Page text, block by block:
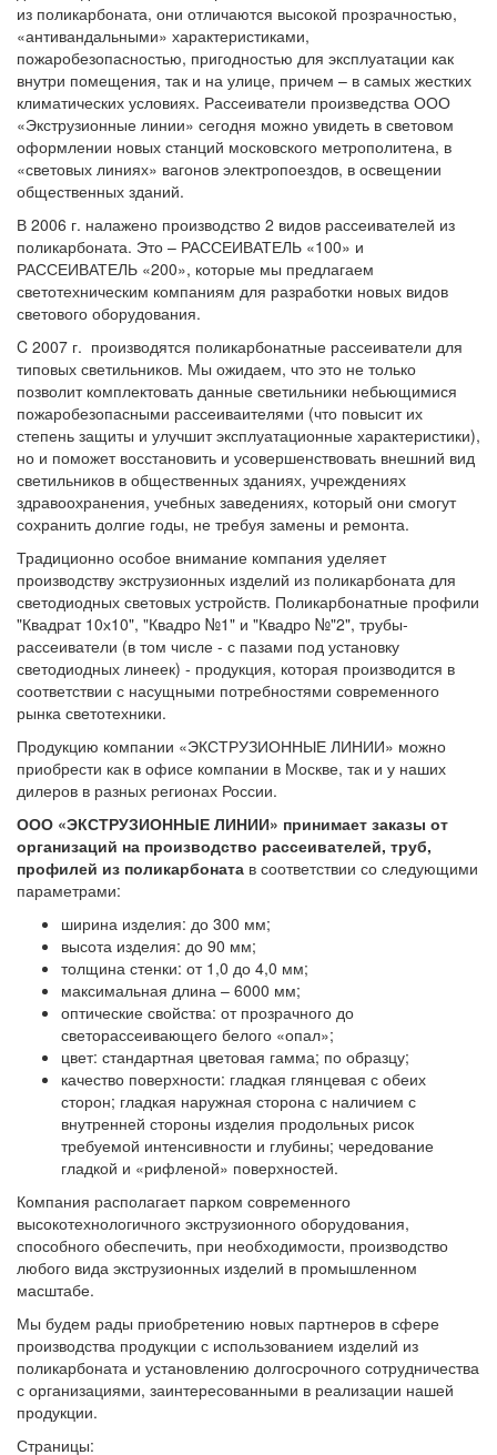
из поликарбоната, они отличаются высокой прозрачностью,
«антивандальными» характеристиками,
пожаробезопасностью, пригодностью для эксплуатации как
внутри помещения, так и на улице, причем – в самых жестких
климатических условиях. Рассеиватели произведства ООО
«Экструзионные линии» сегодня можно увидеть в световом
оформлении новых станций московского метрополитена, в
«световых линиях» вагонов электропоездов, в освещении
общественных зданий.
В 2006 г. налажено производство 2 видов рассеивателей из
поликарбоната. Это – РАССЕИВАТЕЛЬ «100» и
РАССЕИВАТЕЛЬ «200», которые мы предлагаем
светотехническим компаниям для разработки новых видов
светового оборудования.
C 2007 г. производятся поликарбонатные рассеиватели для
типовых светильников. Мы ожидаем, что это не только
позволит комплектовать данные светильники небьющимися
пожаробезопасными рассеиваителями (что повысит их
степень защиты и улучшит эксплуатационные характеристики),
но и поможет восстановить и усовершенствовать внешний вид
светильников в общественных зданиях, учреждениях
здравоохранения, учебных заведениях, который они смогут
сохранить долгие годы, не требуя замены и ремонта.
Традиционно особое внимание компания уделяет
производству экструзионных изделий из поликарбоната для
светодиодных световых устройств. Поликарбонатные профили
"Квадрат 10х10", "Квадро №1" и "Квадро №"2", трубы-
рассеиватели (в том числе - с пазами под установку
светодиодных линеек) - продукция, которая производится в
соответствии с насущными потребностями современного
рынка светотехники.
Продукцию компании «ЭКСТРУЗИОННЫЕ ЛИНИИ» можно
приобрести как в офисе компании в Москве, так и у наших
дилеров в разных регионах России.
ООО «ЭКСТРУЗИОННЫЕ ЛИНИИ» принимает заказы от
организаций на производство рассеивателей, труб,
профилей из поликарбоната в соответствии со следующими
параметрами:
ширина изделия: до 300 мм;
высота изделия: до 90 мм;
толщина стенки: от 1,0 до 4,0 мм;
максимальная длина – 6000 мм;
оптические свойства: от прозрачного до
светорассеивающего белого «опал»;
цвет: стандартная цветовая гамма; по образцу;
качество поверхности: гладкая глянцевая с обеих
сторон; гладкая наружная сторона с наличием с
внутренней стороны изделия продольных рисок
требуемой интенсивности и глубины; чередование
гладкой и «рифленой» поверхностей.
Компания располагает парком современного
высокотехнологичного экструзионного оборудования,
способного обеспечить, при необходимости, производство
любого вида экструзионных изделий в промышленном
масштабе.
Мы будем рады приобретению новых партнеров в сфере
производства продукции с использованием изделий из
поликарбоната и установлению долгосрочного сотрудничества
с организациями, заинтересованными в реализации нашей
продукции.
Страницы: